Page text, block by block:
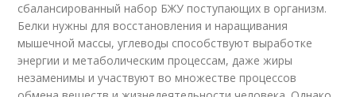
сбалансированный набор БЖУ поступающих в организм.
Белки нужны для восстановления и наращивания
мышечной массы, углеводы способствуют выработке
энергии и метаболическим процессам, даже жиры
незаменимы и участвуют во множестве процессов